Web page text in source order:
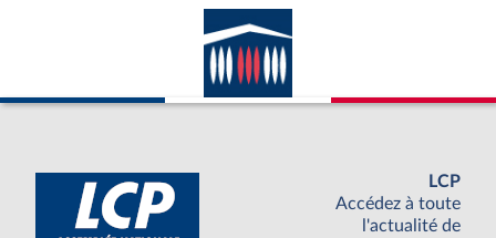
LCP
Accédez à toute
l'actualité de